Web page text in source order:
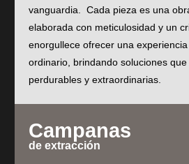
vanguardia. Cada pieza es una
elaborada con meticulosidad y un
enorgullece ofrecer una
ordinario, brindando soluciones que
perdurables y extraordinarias.
Campanas
de extracción